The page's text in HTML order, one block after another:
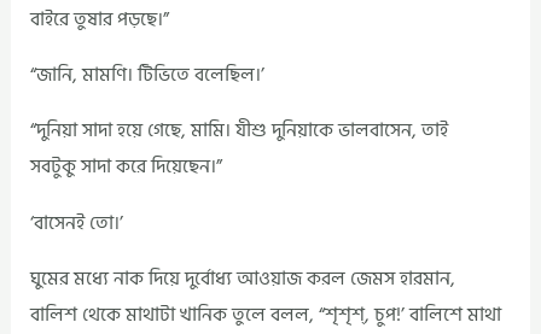
বাইরে তুষার পড়ছে।”
“জানি, মামণি। টিভিতে বলেছিল।’
“দুনিয়া সাদা হয়ে গেছে, মামি। যীশু দুনিয়াকে ভালবাসেন, তাই
সবটুকু সাদা করে দিয়েছেন।”
‘বাসেনই তো।’
ঘুমের মধ্যে নাক দিয়ে দুর্বোধ্য আওয়াজ করল জেমস হারমান,
বালিশ থেকে মাথাটা খানিক তুলে বলল, “শৃশৃশ্‌, চুপ!’ বালিশে মাথা